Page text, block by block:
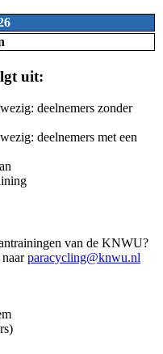
uit:
deelnemers zonder
deelnemers met een
van de KNWU?
paracycling@knwu.nl